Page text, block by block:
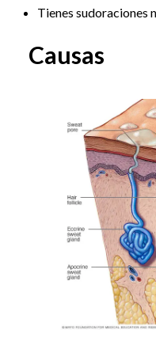
Tienes sudoraciones
Causas